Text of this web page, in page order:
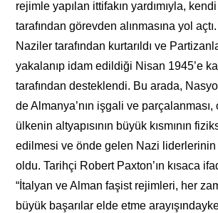
rejimle yapılan ittifakın yardımıyla,
tarafından görevden alınmasına yol
Naziler tarafından kurtarıldı ve
yakalanıp idam edildiği Nisan 1945’e
tarafından desteklendi. Bu arada,
de Almanya’nın işgali ve
ülkenin altyapısının büyük kısmının
edilmesi ve önde gelen Nazi
oldu. Tarihçi Robert Paxton’ın kısaca
“İtalyan ve Alman faşist rejimleri, her
büyük başarılar elde etme